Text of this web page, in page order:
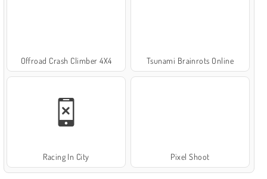
Offroad Crash Climber 4X4 Tsunami Brainrots Online
Racing In City Pixel Shoot